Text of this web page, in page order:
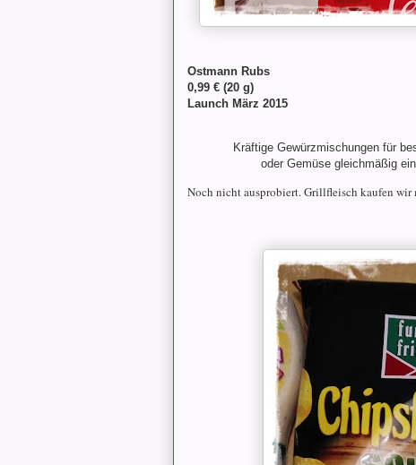
Ostmann Rubs
0,99 € (20 g)
Launch März 2015
Kräftige Gewürzmischungen für
oder Gemüse gleichmäßig
Noch nicht ausprobiert. Grillfleisch kaufen wir